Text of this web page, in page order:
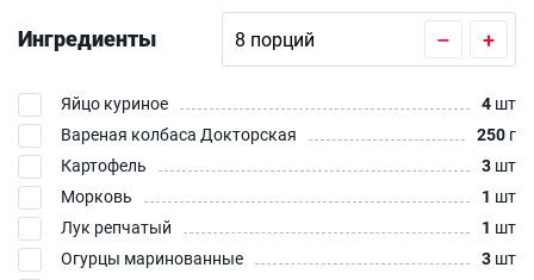
Ингредиенты – +
Яйцо куриное 4 шт
Вареная колбаса Докторская
250 г
Картофель
3 шт
Морковь
1 шт
Лук репчатый
1 шт
Огурцы маринованные
3 шт